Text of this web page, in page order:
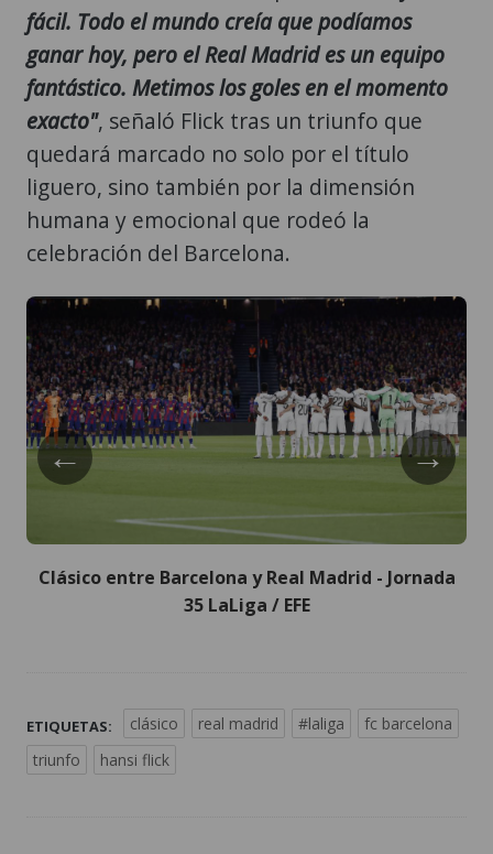
fácil. Todo el mundo creía que podíamos
ganar hoy, pero el Real Madrid es un equipo
fantástico. Metimos los goles en el momento
exacto", señaló Flick tras un triunfo que
quedará marcado no solo por el título
liguero, sino también por la dimensión
humana y emocional que rodeó la
celebración del Barcelona.
←
Clásico entre Barcelona y Real Madrid - Jornada
35 LaLiga / EFE
→
ETIQUETAS: clásico real madrid #laliga
fc barcelona
triunfo
hansi flick